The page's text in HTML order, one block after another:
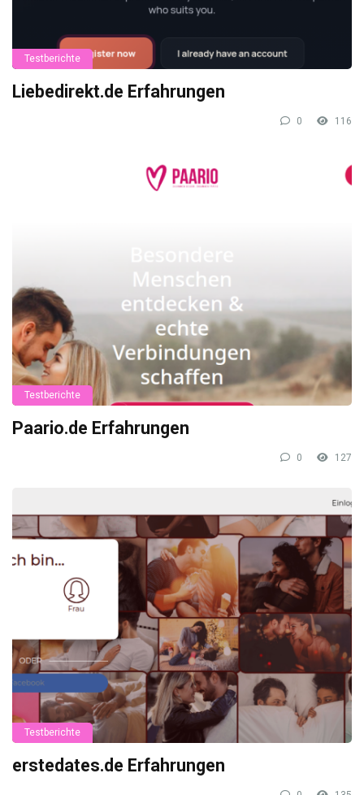
Testberichte
Liebedirekt.de Erfahrungen
0 116
Testberichte
Paario.de Erfahrungen
0 127
Testberichte
erstedates.de Erfahrungen